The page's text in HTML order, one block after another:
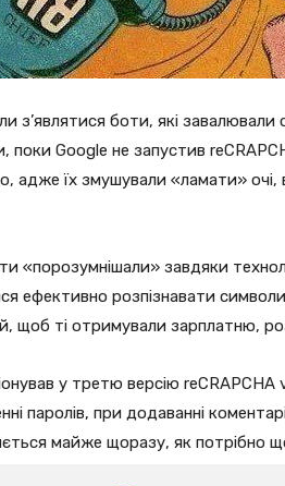
з’являтися боти, які
поки Google не запустив
адже їх змушували «ламати» очі,
завдяки
ефективно розпізнавати
щоб ті отримували зарплатню,
у третю версію reCRAPCHA
паролів, при додаванні
майже щоразу, як потрібно